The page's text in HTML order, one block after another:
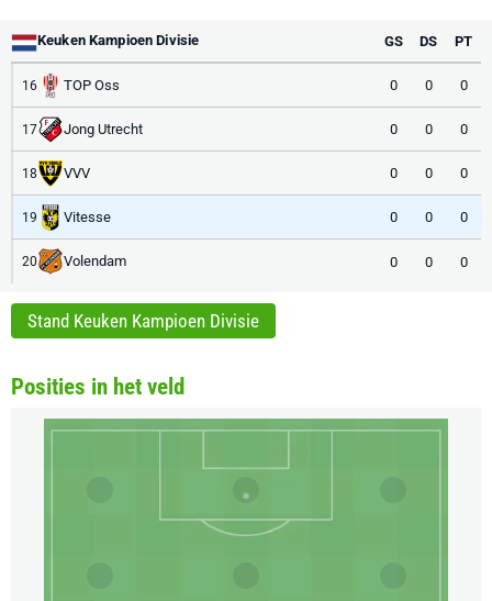
Keuken Kampioen Divisie GS DS PT
16 TOP Oss 0 0 0
17 Jong Utrecht 0 0 0
18 VVV 0 0 0
19 Vitesse 0 0 0
20 Volendam 0 0 0
Stand Keuken Kampioen Divisie
Posities in het veld